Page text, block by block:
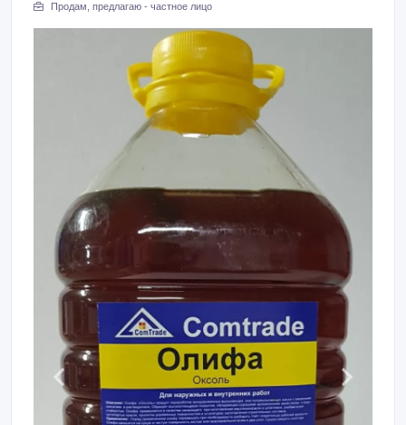
Продам, предлагаю - частное лицо